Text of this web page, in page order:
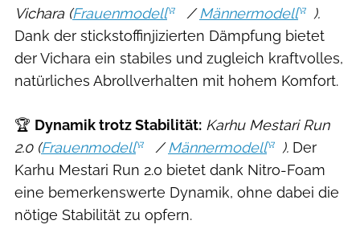
Vichara (Frauenmodell /Männermodell
).
Dank der stickstoffinjizierten Dämpfung bietet
der Vichara ein stabiles und zugleich kraftvolles,
natürliches Abrollverhalten mit hohem Komfort.
🏆 Dynamik trotz Stabilität: Karhu Mestari Run
2.0 (Frauenmodell /Männermodell ). Der
Karhu Mestari Run 2.0 bietet dank Nitro-Foam
eine bemerkenswerte Dynamik, ohne dabei die
nötige Stabilität zu opfern.